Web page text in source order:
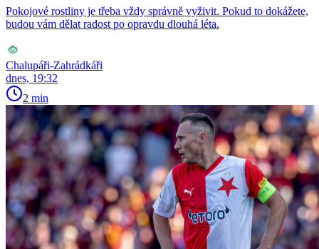
Pokojové rostliny je třeba vždy správně vyživit. Pokud to dokážete,
budou vám dělat radost po opravdu dlouhá léta.
Chalupáři-Zahrádkáři
dnes, 19:32
2 min